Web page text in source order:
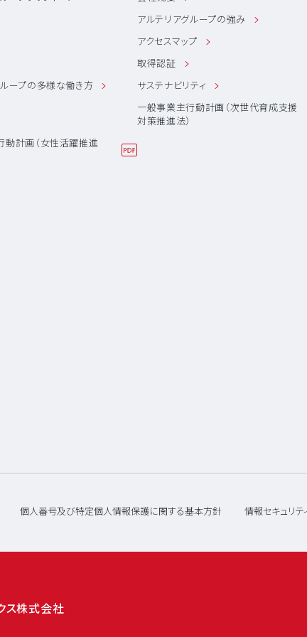
アルテリアグループの強み
アクセスマップ
取得認証
ープの多様な働き方
サステナビリティ
一般事業主行動計画（次世代育成支援
対策推進法）
動計画（女性活躍推進
個人番号及び特定個人情報保護に関する基本方針 情報セキュリ
ス株式会社